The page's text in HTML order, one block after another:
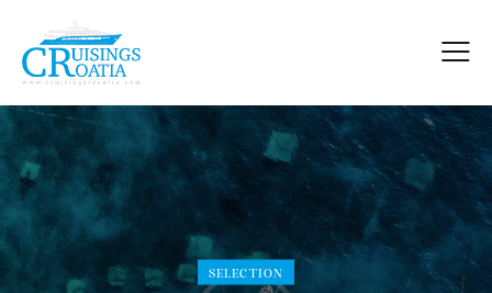
SELECTION